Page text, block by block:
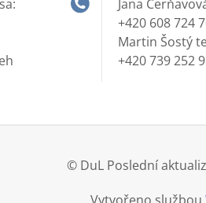
Jana
+420 608 724
Martin Šostý
+420 739 252
© DuL Poslední